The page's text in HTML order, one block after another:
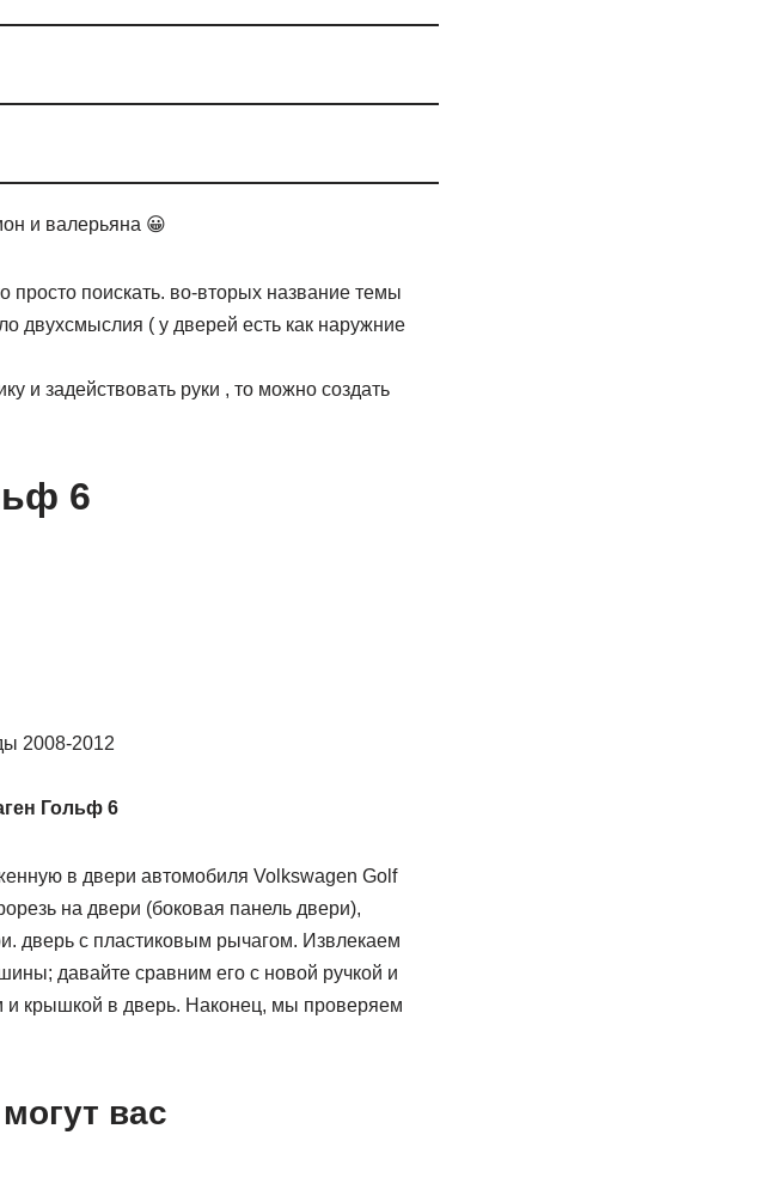
и валерьяна 😀
поискать. во-вторых название темы
двухсмыслия ( у дверей есть как наружние
и задействовать руки , то можно создать
6
2008-2012
Гольф 6
в двери автомобиля Volkswagen Golf
на двери (боковая панель двери),
дверь с пластиковым рычагом. Извлекаем
давайте сравним его с новой ручкой и
и крышкой в дверь. Наконец, мы проверяем
вас